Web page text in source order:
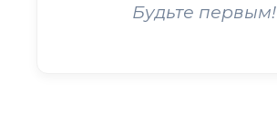
Будьте первым!